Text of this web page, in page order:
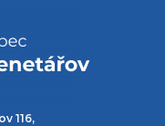
116,